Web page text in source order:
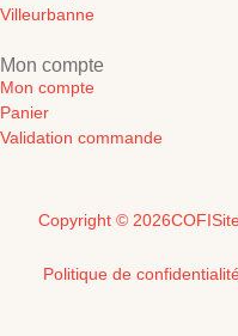
Villeurbanne
Mon compte
Mon compte
Panier
Validation commande
Copyright © 2026COFI
Politique de